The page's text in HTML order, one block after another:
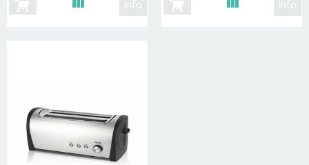
info info